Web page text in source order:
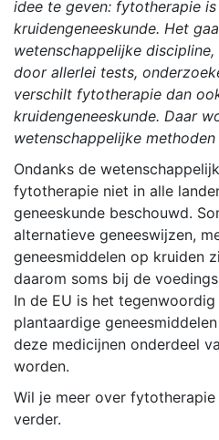
idee te geven: fytotherapie
kruidengeneeskunde. Het
wetenschappelijke
door allerlei tests,
verschilt fytotherapie dan
kruidengeneeskunde. Daar
wetenschappelijke
Ondanks de
fytotherapie niet in alle
geneeskunde beschouwd.
alternatieve geneeswijzen,
geneesmiddelen op kruiden
daarom soms bij de
In de EU is het
plantaardige
deze medicijnen onderdeel
worden.
Wil je meer over fytotherapie
verder.